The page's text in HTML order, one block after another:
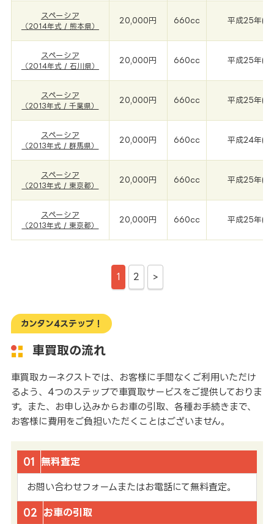
スペーシア
（2014年式 / 熊本県）
20,000円 660cc 平成25年
スペーシア
（2014年式 / 石川県）
20,000円 660cc 平成25年
スペーシア
（2013年式 / 千葉県）
20,000円 660cc 平成25年
スペーシア
（2013年式 / 群馬県）
20,000円 660cc 平成24年
スペーシア
（2013年式 / 東京都）
20,000円 660cc 平成25年
スペーシア
（2013年式 / 東京都）
20,000円 660cc 平成25年
1 2 >
カンタン4ステップ！
車買取の流れ
車買取カーネクストでは、お客様に手間なくご利用いただけ
るよう、4つのステップで車買取サービスをご提供しておりま
す。また、お申し込みからお車の引取、各種お手続きまで、
お客様に費用をご負担いただくことはございません。
01 無料査定
お問い合わせフォームまたはお電話にて無料査定。
02 お車の引取